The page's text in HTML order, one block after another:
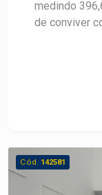
medindo 396,66. O Damha II é ter a
de conviver
de 25 itens
em
oportunidade
privilegiada e
jovens,
Cód. 142581